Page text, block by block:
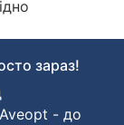
зараз!
- до